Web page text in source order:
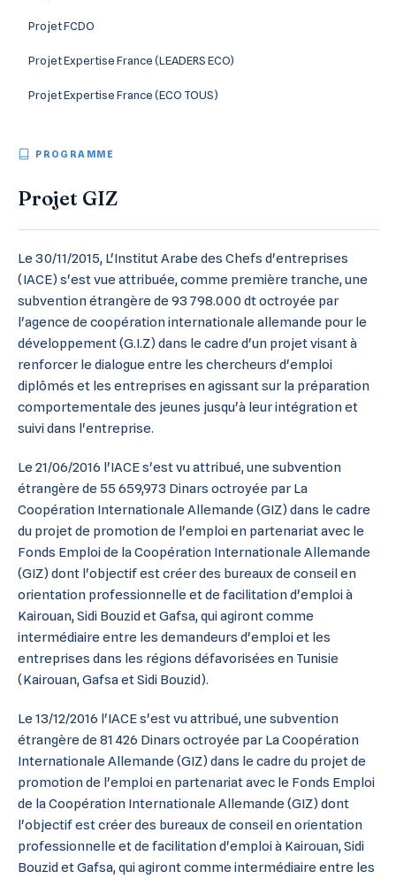
Projet FCDO
Projet Expertise France (LEADERS ECO)
Projet Expertise France (ECO TOUS)
PROGRAMME
Projet GIZ
Le 30/11/2015, L'Institut Arabe des Chefs d'entreprises
(IACE) s'est vue attribuée, comme première tranche, une
subvention étrangère de 93 798.000 dt octroyée par
l'agence de coopération internationale allemande pour le
développement (G.I.Z) dans le cadre d'un projet visant à
renforcer le dialogue entre les chercheurs d'emploi
diplômés et les entreprises en agissant sur la préparation
comportementale des jeunes jusqu'à leur intégration et
suivi dans l'entreprise.
Le 21/06/2016 l'IACE s'est vu attribué, une subvention
étrangère de 55 659,973 Dinars octroyée par La
Coopération Internationale Allemande (GIZ) dans le cadre
du projet de promotion de l'emploi en partenariat avec le
Fonds Emploi de la Coopération Internationale Allemande
(GIZ) dont l'objectif est créer des bureaux de conseil en
orientation professionnelle et de facilitation d'emploi à
Kairouan, Sidi Bouzid et Gafsa, qui agiront comme
intermédiaire entre les demandeurs d'emploi et les
entreprises dans les régions défavorisées en Tunisie
(Kairouan, Gafsa et Sidi Bouzid).
Le 13/12/2016 l'IACE s'est vu attribué, une subvention
étrangère de 81 426 Dinars octroyée par La Coopération
Internationale Allemande (GIZ) dans le cadre du projet de
promotion de l'emploi en partenariat avec le Fonds Emploi
de la Coopération Internationale Allemande (GIZ) dont
l'objectif est créer des bureaux de conseil en orientation
professionnelle et de facilitation d'emploi à Kairouan, Sidi
Bouzid et Gafsa, qui agiront comme intermédiaire entre les